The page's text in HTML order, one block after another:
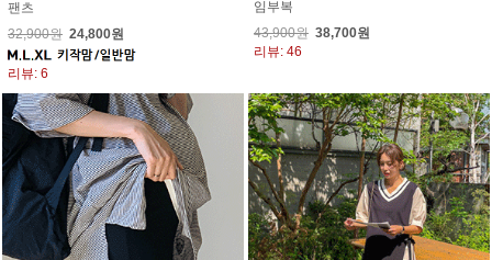
팬츠
32,900원 24,800원
리뷰: 6
임부복
43,900원 38,700원
리뷰: 46